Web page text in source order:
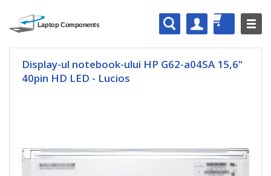
Display-ul notebook-ului HP G62-a04SA 15,6“
40pin HD LED - Lucios